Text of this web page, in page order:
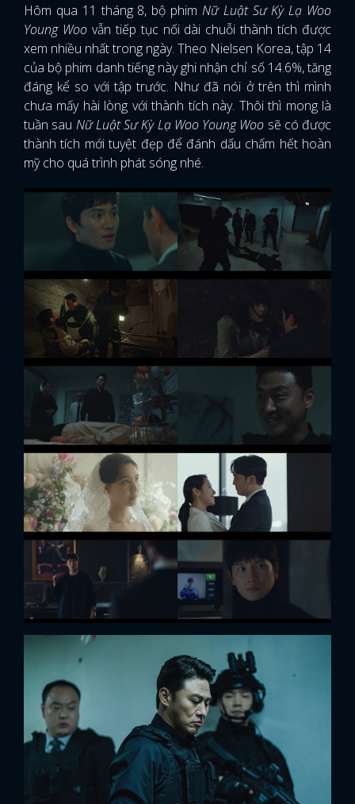
Hôm qua 11 tháng 8, bộ phim Nữ Luật Sư Kỳ Lạ Woo
Young Woovẫn tiếp tục nối dài chuỗi thành tích được
xem nhiều nhất trong ngày. Theo Nielsen Korea, tập 14
của bộ phim danh tiếng này ghi nhận chỉ số 14.6%, tăng
đáng kể so với tập trước. Như đã nói ở trên thì mình
chưa mấy hài lòng với thành tích này. Thôi thì mong là
tuần sau Nữ Luật Sư Kỳ Lạ Woo Young Woo sẽ có được
thành tích mới tuyệt đẹp để đánh dấu chấm hết hoàn
mỹ cho quá trình phát sóng nhé.